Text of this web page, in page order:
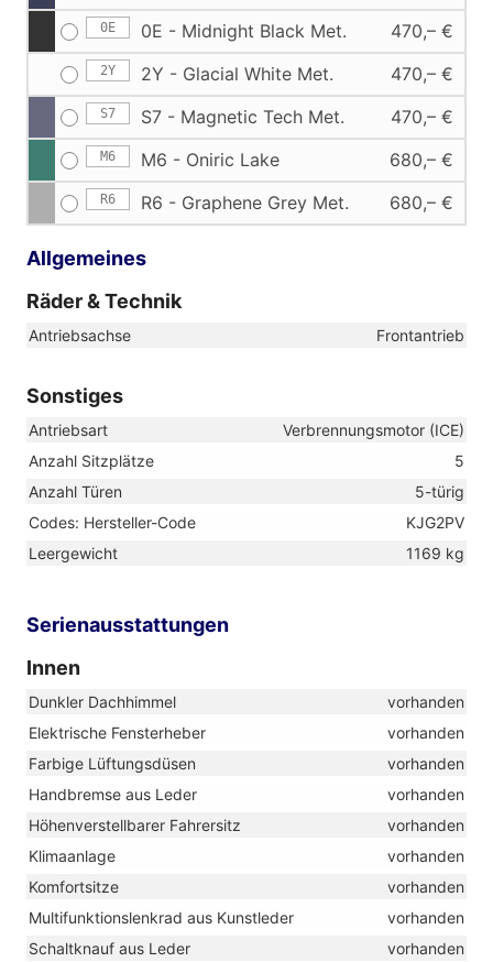
0E 0E - Midnight Black Met. 470,– €
2Y 2Y - Glacial White Met. 470,– €
S7 S7 - Magnetic Tech Met. 470,– €
M6 M6 - Oniric Lake 680,– €
R6 R6 - Graphene Grey Met. 680,– €
Allgemeines
Räder & Technik
Antriebsachse Frontantrieb
Sonstiges
Antriebsart
Verbrennungsmotor (ICE)
Anzahl Sitzplätze
5
Anzahl Türen
5-türig
Codes: Hersteller-Code
KJG2PV
Leergewicht
1169 kg
Serienausstattungen
Innen
Dunkler Dachhimmel
vorhanden
Elektrische Fensterheber
vorhanden
Farbige Lüftungsdüsen
vorhanden
Handbremse aus Leder
vorhanden
Höhenverstellbarer Fahrersitz
vorhanden
Klimaanlage
vorhanden
Komfortsitze
vorhanden
Multifunktionslenkrad aus Kunstleder
vorhanden
Schaltknauf aus Leder
vorhanden